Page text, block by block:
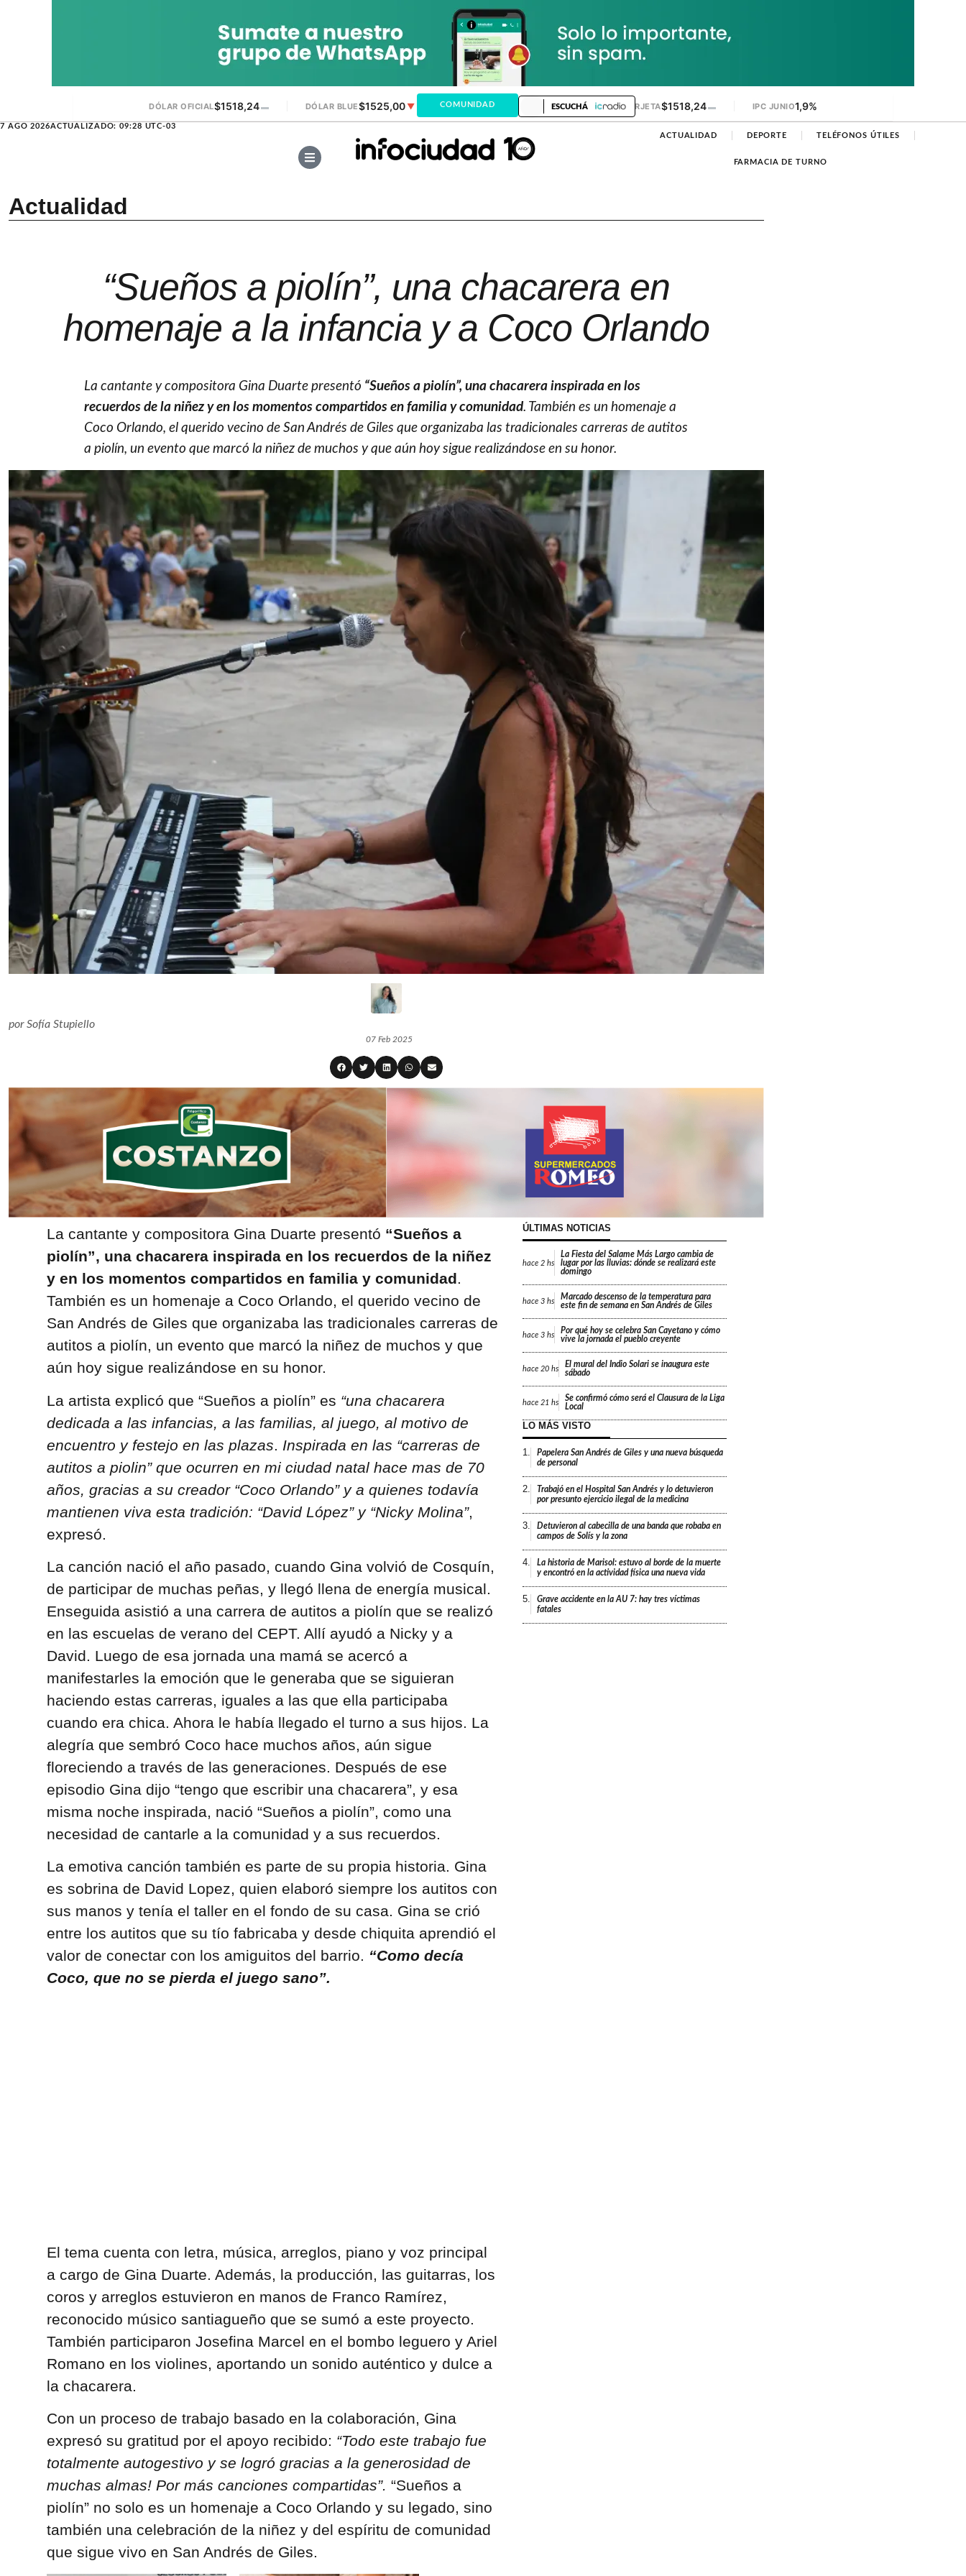
DÓLAR OFICIAL$1518,24▬ DÓLAR BLUE$1525,00▼ DÓLAR MEP ▬ DÓLAR TARJETA$1518,24▬ IPC JUNIO1,9%
7 AGO 2026ACTUALIZADO: 09:28 UTC-03
COMUNIDAD ESCUCHÁ
ACTUALIDAD DEPORTE TELÉFONOS ÚTILES
FARMACIA DE TURNO
Actualidad
“Sueños a piolín”, una chacarera en
homenaje a la infancia y a Coco Orlando
La cantante y compositora Gina Duarte presentó “Sueños a piolín”, una chacarera inspirada en los
recuerdos de la niñez y en los momentos compartidos en familia y comunidad. También es un homenaje a
Coco Orlando, el querido vecino de San Andrés de Giles que organizaba las tradicionales carreras de autitos
a piolín, un evento que marcó la niñez de muchos y que aún hoy sigue realizándose en su honor.
porSofía Stupiello
07 Feb 2025
La cantante y compositora Gina Duarte presentó “Sueños a
piolín”, una chacarera inspirada en los recuerdos de la niñez
y en los momentos compartidos en familia y comunidad.
También es un homenaje a Coco Orlando, el querido vecino de
San Andrés de Giles que organizaba las tradicionales carreras de
autitos a piolín, un evento que marcó la niñez de muchos y que
aún hoy sigue realizándose en su honor.
La artista explicó que “Sueños a piolín” es “una chacarera
dedicada a las infancias, a las familias, al juego, al motivo de
encuentro y festejo en las plazas. Inspirada en las “carreras de
autitos a piolin” que ocurren en mi ciudad natal hace mas de 70
años, gracias a su creador “Coco Orlando” y a quienes todavía
mantienen viva esta tradición: “David López” y “Nicky Molina”,
expresó.
La canción nació el año pasado, cuando Gina volvió de Cosquín,
de participar de muchas peñas, y llegó llena de energía musical.
Enseguida asistió a una carrera de autitos a piolín que se realizó
en las escuelas de verano del CEPT. Allí ayudó a Nicky y a
David. Luego de esa jornada una mamá se acercó a
manifestarles la emoción que le generaba que se siguieran
haciendo estas carreras, iguales a las que ella participaba
cuando era chica. Ahora le había llegado el turno a sus hijos. La
alegría que sembró Coco hace muchos años, aún sigue
floreciendo a través de las generaciones. Después de ese
episodio Gina dijo “tengo que escribir una chacarera”, y esa
misma noche inspirada, nació “Sueños a piolín”, como una
necesidad de cantarle a la comunidad y a sus recuerdos.
La emotiva canción también es parte de su propia historia. Gina
es sobrina de David Lopez, quien elaboró siempre los autitos con
sus manos y tenía el taller en el fondo de su casa. Gina se crió
entre los autitos que su tío fabricaba y desde chiquita aprendió el
valor de conectar con los amiguitos del barrio. “Como decía
Coco, que no se pierda el juego sano”.
El tema cuenta con letra, música, arreglos, piano y voz principal
a cargo de Gina Duarte. Además, la producción, las guitarras, los
coros y arreglos estuvieron en manos de Franco Ramírez,
reconocido músico santiagueño que se sumó a este proyecto.
También participaron Josefina Marcel en el bombo leguero y Ariel
Romano en los violines, aportando un sonido auténtico y dulce a
la chacarera.
Con un proceso de trabajo basado en la colaboración, Gina
expresó su gratitud por el apoyo recibido: “Todo este trabajo fue
totalmente autogestivo y se logró gracias a la generosidad de
muchas almas! Por más canciones compartidas”. “Sueños a
piolín” no solo es un homenaje a Coco Orlando y su legado, sino
también una celebración de la niñez y del espíritu de comunidad
que sigue vivo en San Andrés de Giles.
ÚLTIMAS NOTICIAS
hace 2 hs
La Fiesta del Salame Más Largo cambia de
lugar por las lluvias: dónde se realizará este
domingo
hace 3 hs
Marcado descenso de la temperatura para
este fin de semana en San Andrés de Giles
hace 3 hs
Por qué hoy se celebra San Cayetano y cómo
vive la jornada el pueblo creyente
hace 20 hs
El mural del Indio Solari se inaugura este
sábado
hace 21 hs
Se confirmó cómo será el Clausura de la Liga
Local
LO MÁS VISTO
1.
Papelera San Andrés de Giles y una nueva búsqueda
de personal
2.
Trabajó en el Hospital San Andrés y lo detuvieron
por presunto ejercicio ilegal de la medicina
3.
Detuvieron al cabecilla de una banda que robaba en
campos de Solís y la zona
4.
La historia de Marisol: estuvo al borde de la muerte
y encontró en la actividad física una nueva vida
5.
Grave accidente en la AU 7: hay tres víctimas
fatales